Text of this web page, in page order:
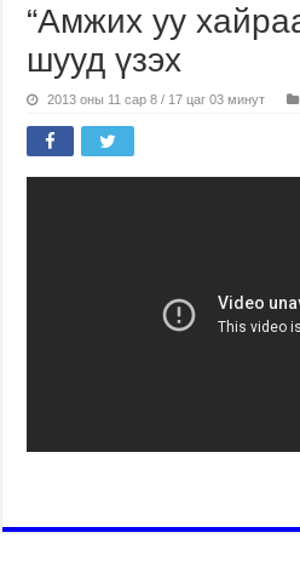
“Амжих уу
шууд үзэх
2013 оны 11 сар 8 / 17 цаг 03 минут